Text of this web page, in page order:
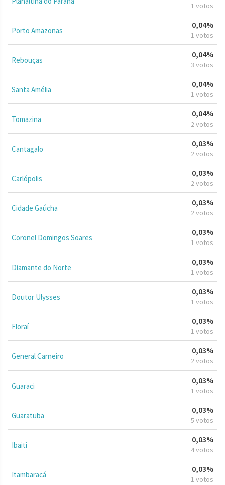
1 votos
Porto Amazonas
0,04%
1 votos
Rebouças
0,04%
3 votos
Santa Amélia
0,04%
1 votos
Tomazina
0,04%
2 votos
Cantagalo
0,03%
2 votos
Carlópolis
0,03%
2 votos
Cidade Gaúcha
0,03%
2 votos
Coronel Domingos Soares
0,03%
1 votos
Diamante do Norte
0,03%
1 votos
Doutor Ulysses
0,03%
1 votos
Floraí
0,03%
1 votos
General Carneiro
0,03%
2 votos
Guaraci
0,03%
1 votos
Guaratuba
0,03%
5 votos
Ibaiti
0,03%
4 votos
Itambaracá
0,03%
1 votos